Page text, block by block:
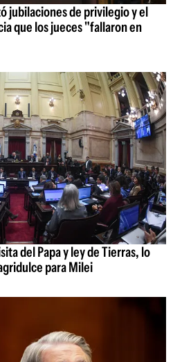
jubilaciones de privilegio y el
que los jueces "fallaron en
del Papa y ley de Tierras, lo
para Milei